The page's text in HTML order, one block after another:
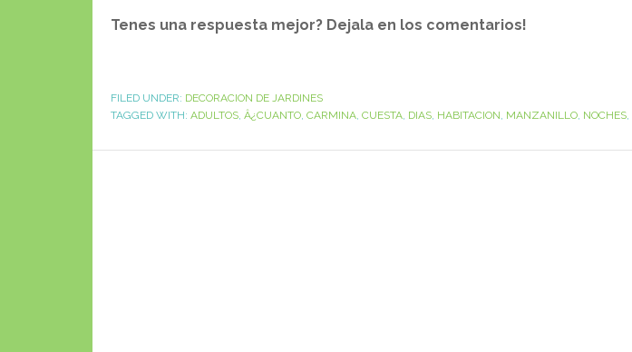
Tenes una respuesta mejor? Dejala en los comentarios!
FILED UNDER: DECORACION DE JARDINES
TAGGED WITH: ADULTOS, Â¿CUANTO, CARMINA, CUESTA, DIAS, HABITACION, MANZANILLO, NOCHES,